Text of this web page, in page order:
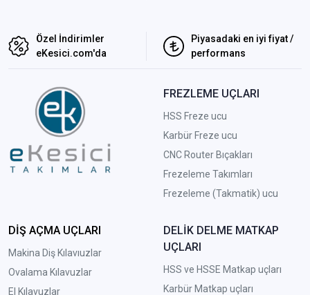
Özel İndirimler
eKesici.com'da
Piyasadaki en iyi fiyat /
performans
FREZLEME UÇLARI
HSS Freze ucu
Karbür Freze ucu
CNC Router Bıçakları
Frezeleme Takımları
Frezeleme (Takmatik) ucu
DİŞ AÇMA UÇLARI
Makina Diş Kılavıuzlar
Ovalama Kılavuzlar
El Kılavuzlar
DELİK DELME MATKAP
UÇLARI
HSS ve HSSE Matkap uçları
Karbür Matkap uçları